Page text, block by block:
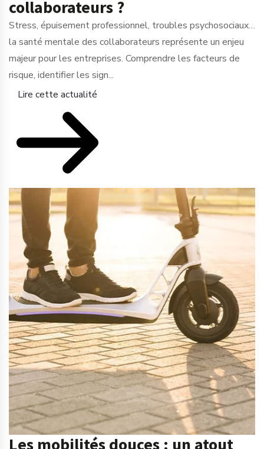
collaborateurs ?
Stress, épuisement professionnel, troubles psychosociaux…
la santé mentale des collaborateurs représente un enjeu
majeur pour les entreprises. Comprendre les facteurs de
risque, identifier les sign...
Lire cette actualité
Les mobilités douces : un atout